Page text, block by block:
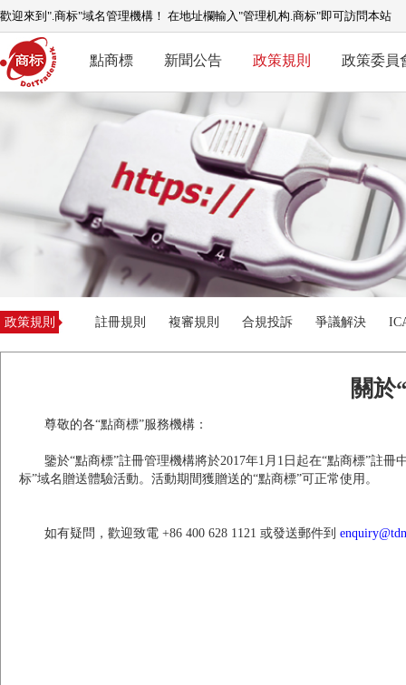
歡迎來到".商标"域名管理機構！ 在地址欄輸入"管理机构.商标"即可訪問本站
點商標 新聞公告 政策規則 政策委員
政策規則 註冊規則 複審規則 合規投訴 爭議解決
關於
尊敬的各“點商標”服務機構：
鑒於“點商標”註冊管理機構將於2017年1月1日起在“點商標”註
标”域名贈送體驗活動。活動期間獲贈送的“點商標”可正常使用。
如有疑問，歡迎致電 +86 400 628 1121 或發送郵件到